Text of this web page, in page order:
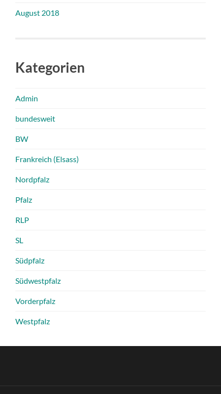
August 2018
Kategorien
Admin
bundesweit
BW
Frankreich (Elsass)
Nordpfalz
Pfalz
RLP
SL
Südpfalz
Südwestpfalz
Vorderpfalz
Westpfalz